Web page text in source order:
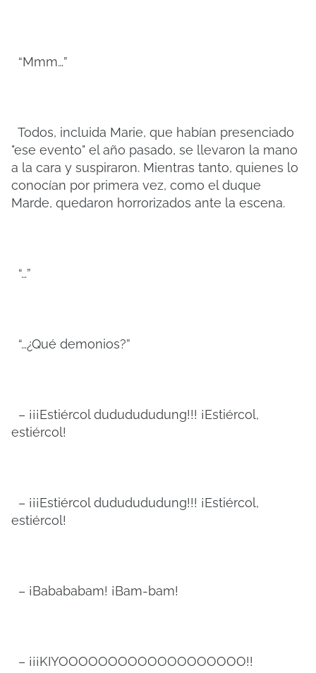
“Mmm…”
Todos, incluida Marie, que habían presenciado
"ese evento" el año pasado, se llevaron la mano
a la cara y suspiraron. Mientras tanto, quienes lo
conocían por primera vez, como el duque
Marde, quedaron horrorizados ante la escena.
“…”
“…¿Qué demonios?”
– ¡¡¡Estiércol dududududung!!! ¡Estiércol,
estiércol!
– ¡¡¡Estiércol dududududung!!! ¡Estiércol,
estiércol!
– ¡Babababam! ¡Bam-bam!
– ¡¡¡KIYOOOOOOOOOOOOOOOOOOO!!